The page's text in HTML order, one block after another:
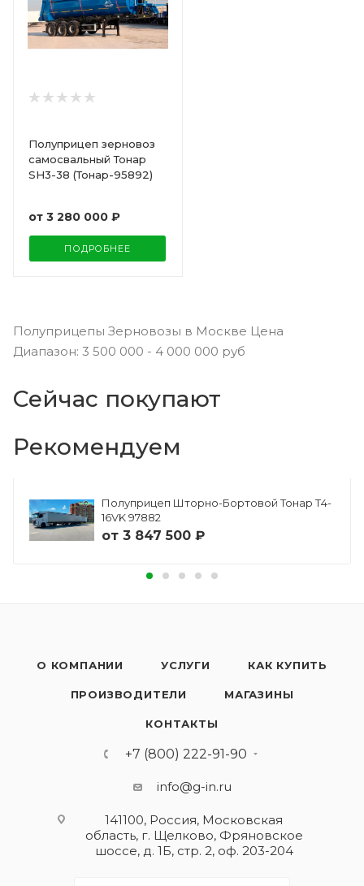
Полуприцеп зерновоз
самосвальный Тонар
SH3-38 (Тонар-95892)
от 3 280 000 ₽
ПОДРОБНЕЕ
Полуприцепы Зерновозы в Москве Цена
Диапазон: 3 500 000 - 4 000 000 руб
Сейчас покупают
Рекомендуем
Полуприцеп Шторно-Бортовой Тонар Т4-
16VK 97882
от 3 847 500 ₽
О КОМПАНИИ УСЛУГИ КАК КУПИТЬ
ПРОИЗВОДИТЕЛИ МАГАЗИНЫ
КОНТАКТЫ
+7 (800) 222-91-90
info@g-in.ru
141100, Россия, Московская
область, г. Щелково, Фряновское
шоссе, д. 1Б, стр. 2, оф. 203-204